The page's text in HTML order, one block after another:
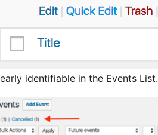
identifiable in the Events List.